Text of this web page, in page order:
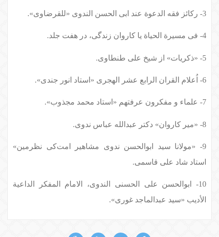
3- رکائز فقه الدعوة عند ابی الحسن الندوی «للقرضاوی».
4- فی مسیرة الحیاة یا کاروان زندگی، در هفت جلد.
5- «ذکریات» از شیخ علی طنطاوی.
6- اُعلام القران الرابع عشر الهجری «استاد انور جندی».
7- علماء و مفکرون عرفتهم «استاد محمد مجذوب».
8- «میر کاروان» دکتر عبدالله عباس ندوی.
9- «مولانا سید ابوالحسن ندوی مشاهیر امت‌کی نظرمین»
استاد شاد علی قاسمی.
10- ابوالحسن علی الحسنی الندوی، الامام المفکر الداعیة
الأدیب «سید عبدالماجد غوری».